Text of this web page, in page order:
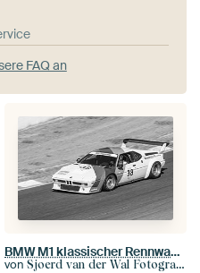
FAQ an
BMW M1 klassischer Rennwagen
von Sjoerd van der Wal Fotografie